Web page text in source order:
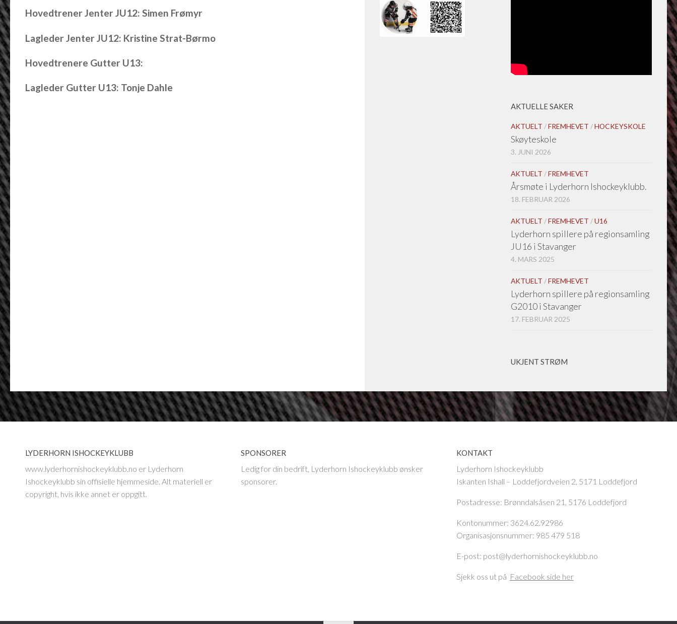
Hovedtrener Jenter JU12: Simen Frømyr
Lagleder Jenter JU12: Kristine Strat-Børmo
Hovedtrenere Gutter U13:
Lagleder Gutter U13: Tonje Dahle
AKTUELLE SAKER
AKTUELT /FREMHEVET /HOCKEYSKOLE
Skøyteskole
3. JUNI 2026
AKTUELT /FREMHEVET
Årsmøte i Lyderhorn Ishockeyklubb.
18. FEBRUAR 2026
AKTUELT /FREMHEVET /U16
Lyderhorn spillere på regionsamling
JU16 i Stavanger
4. MARS 2025
AKTUELT /FREMHEVET
Lyderhorn spillere på regionsamling
G2010 i Stavanger
17. FEBRUAR 2025
UKJENT STRØM
LYDERHORN ISHOCKEYKLUBB
www.lyderhornishockeyklubb.no er Lyderhorn
Ishockeyklubb sin offisielle hjemmeside. Alt materiell er
copyright, hvis ikke annet er oppgitt.
SPONSORER
Ledig for din bedrift, Lyderhorn Ishockeyklubb ønsker
sponsorer.
KONTAKT
Lyderhorn Ishockeyklubb
Iskanten Ishall – Loddefjordveien 2, 5171 Loddefjord
Postadresse: Brønndalsåsen 21, 5176 Loddefjord
Kontonummer: 3624.62.92986
Organisasjonsnummer: 985 479 518
E-post: post@lyderhornishockeyklubb.no
Sjekk oss ut på Facebook side her